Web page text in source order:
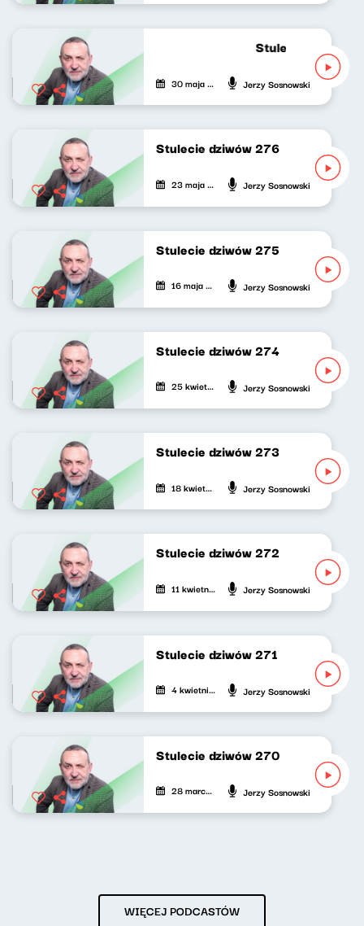
Stulecie dziwów
30 maja 2026 Jerzy Sosnowski
Stulecie dziwów 276
23 maja 2026 Jerzy Sosnowski
Stulecie dziwów 275
16 maja 2026 Jerzy Sosnowski
Stulecie dziwów 274
25 kwietnia 2026 Jerzy Sosnowski
Stulecie dziwów 273
18 kwietnia 2026 Jerzy Sosnowski
Stulecie dziwów 272
11 kwietnia 2026 Jerzy Sosnowski
Stulecie dziwów 271
4 kwietnia 2026 Jerzy Sosnowski
Stulecie dziwów 270
28 marca 2026 Jerzy Sosnowski
WIĘCEJ PODCASTÓW